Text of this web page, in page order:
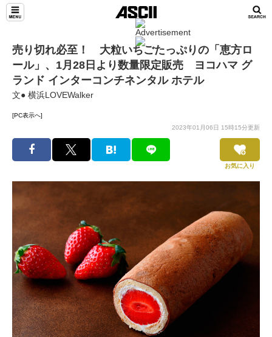
売り切れ必至！ 大粒いちごたっぷりの「恵方ロ
ール」、1月28日より数量限定販売 ヨコハマ グ
ランド インターコンチネンタル ホテル
文● 横浜LOVEWalker
[PC表示へ]
2023年01月06日 15時15分更新
お気に入り